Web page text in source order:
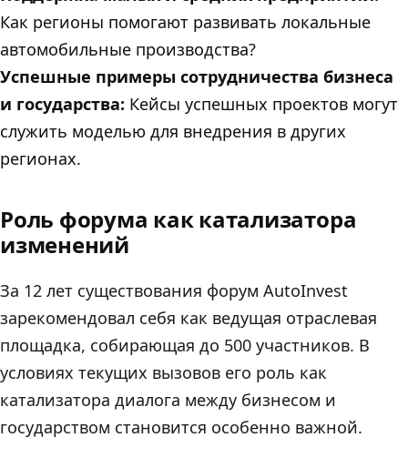
Как регионы помогают развивать локальные
автомобильные производства?
Успешные примеры сотрудничества бизнеса
и государства: Кейсы успешных проектов могут
служить моделью для внедрения в других
регионах.
Роль форума как катализатора
изменений
За 12 лет существования форум AutoInvest
зарекомендовал себя как ведущая отраслевая
площадка, собирающая до 500 участников. В
условиях текущих вызовов его роль как
катализатора диалога между бизнесом и
государством становится особенно важной.